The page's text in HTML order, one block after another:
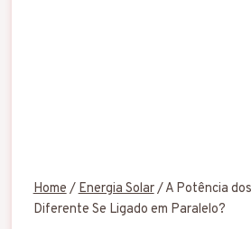
Home/Energia Solar/A Potência
Diferente Se Ligado em Paralelo?